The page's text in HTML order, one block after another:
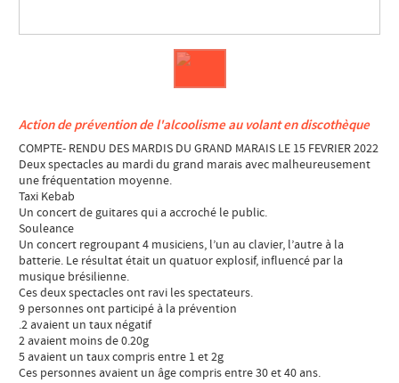
Action de prévention de l'alcoolisme au volant en discothèque
COMPTE- RENDU DES MARDIS DU GRAND MARAIS LE 15 FEVRIER 2022
Deux spectacles au mardi du grand marais avec malheureusement
une fréquentation moyenne.
Taxi Kebab
Un concert de guitares qui a accroché le public.
Souleance
Un concert regroupant 4 musiciens, l’un au clavier, l’autre à la
batterie. Le résultat était un quatuor explosif, influencé par la
musique brésilienne.
Ces deux spectacles ont ravi les spectateurs.
9 personnes ont participé à la prévention
.2 avaient un taux négatif
2 avaient moins de 0.20g
5 avaient un taux compris entre 1 et 2g
Ces personnes avaient un âge compris entre 30 et 40 ans.